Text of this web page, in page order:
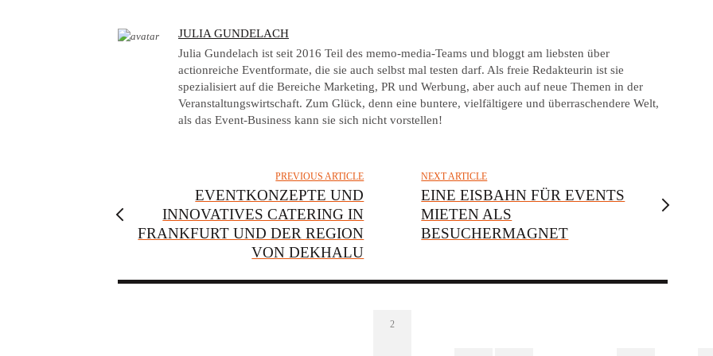
A
U
T
H
O
R
JULIA GUNDELACH
Julia Gundelach ist seit 2016 Teil des memo-media-Teams und bloggt am liebsten über
actionreiche Eventformate, die sie auch selbst mal testen darf. Als freie Redakteurin ist sie
spezialisiert auf die Bereiche Marketing, PR und Werbung, aber auch auf neue Themen in der
Veranstaltungswirtschaft. Zum Glück, denn eine buntere, vielfältigere und überraschendere Welt,
als das Event-Business kann sie sich nicht vorstellen!
PREVIOUS ARTICLE
EVENTKONZEPTE UND
INNOVATIVES CATERING IN
FRANKFURT UND DER REGION
VON DEKHALU
NEXT ARTICLE
EINE EISBAHN FÜR EVENTS
MIETEN ALS
BESUCHERMAGNET
2